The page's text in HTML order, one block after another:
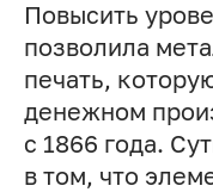
Повысить
позволила
печать,
денежном
с 1866 года.
в том, что